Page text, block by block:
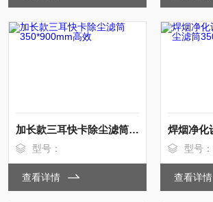
加长款三耳快卡除尘滤筒350*900mm高效
型号：
查看详情
型号：
查看详情